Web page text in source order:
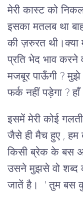
मेरी कास्ट को
इसका मतलब था
की ज़रुरत थी।क्या
प्रति भेद भाव करने
मजबूर पाऊँगी ?
फर्क नहीं पड़ेगा ?
इसमें मेरी कोई
जैसे ही मैच हुए , हम
किसी ब्रेक के बस
उसने मुझसे वो शब्द
जातें है। ' तुम बस